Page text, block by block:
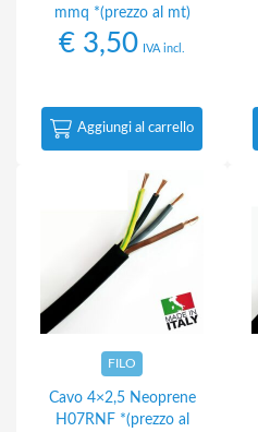
mmq *(prezzo al mt)
€ 3,50 IVA incl.
Aggiungi al carrello
FILO
Cavo 4×2,5 Neoprene
H07RNF *(prezzo al